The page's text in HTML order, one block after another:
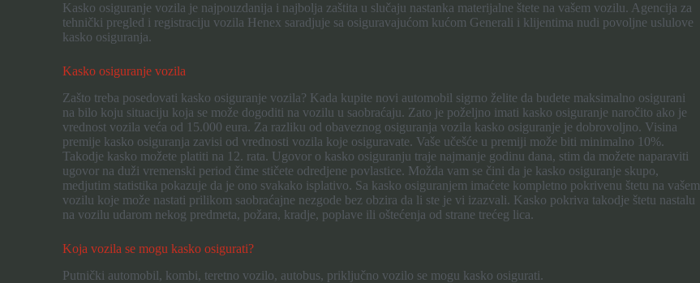
Kasko osiguranje vozila je najpouzdanija i najbolja zaštita u slučaju nastanka materijalne štete na vašem vozilu. Agencija za
tehnički pregled i registraciju vozila Henex saradjuje sa osiguravajućom kućom Generali i klijentima nudi povoljne uslulove
kasko osiguranja.
Kasko osiguranje vozila
Zašto treba posedovati kasko osiguranje vozila? Kada kupite novi automobil sigrno želite da budete maksimalno osigurani
na bilo koju situaciju koja se može dogoditi na vozilu u saobraćaju. Zato je poželjno imati kasko osiguranje naročito ako je
vrednost vozila veća od 15.000 eura. Za razliku od obaveznog osiguranja vozila kasko osiguranje je dobrovoljno. Visina
premije kasko osiguranja zavisi od vrednosti vozila koje osiguravate. Vaše učešće u premiji može biti minimalno 10%.
Takodje kasko možete platiti na 12. rata. Ugovor o kasko osiguranju traje najmanje godinu dana, stim da možete naparaviti
ugovor na duži vremenski period čime stičete odredjene povlastice. Možda vam se čini da je kasko osiguranje skupo,
medjutim statistika pokazuje da je ono svakako isplativo. Sa kasko osiguranjem imaćete kompletno pokrivenu štetu na vašem
vozilu koje može nastati prilikom saobraćajne nezgode bez obzira da li ste je vi izazvali. Kasko pokriva takodje štetu nastalu
na vozilu udarom nekog predmeta, požara, kradje, poplave ili oštećenja od strane trećeg lica.
Koja vozila se mogu kasko osigurati?
Putnički automobil, kombi, teretno vozilo, autobus, priključno vozilo se mogu kasko osigurati.